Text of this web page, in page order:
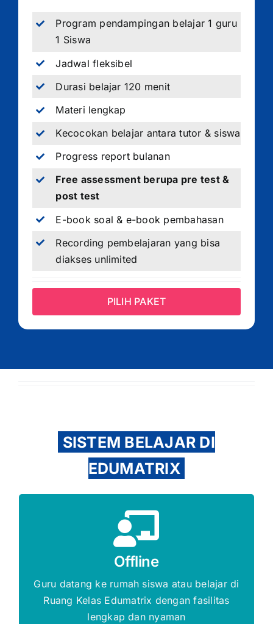
Program pendampingan belajar 1 guru
1 Siswa
Jadwal fleksibel
Durasi belajar 120 menit
Materi lengkap
Kecocokan belajar antara tutor & siswa
Progress report bulanan
Free assessment berupa pre test &
post test
E-book soal & e-book pembahasan
Recording pembelajaran yang bisa
diakses unlimited
PILIH PAKET
SISTEM BELAJAR DI
EDUMATRIX
Offline
Guru datang ke rumah siswa atau belajar di
Ruang Kelas Edumatrix dengan fasilitas
lengkap dan nyaman
Gratis Biaya Pendaftaran
DAFTAR SEKARANG